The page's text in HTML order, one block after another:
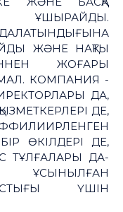
ҰШЫРАЙДЫ.
ЖӘНЕ НАҚТЫ
ЖОҒАРЫ
КОМПАНИЯ -
ДА,
ДЕ,
ӨКІЛДЕРІ ДЕ,
ТҰЛҒАЛАРЫ ДА-
ҮШІН